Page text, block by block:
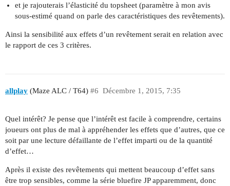
et je rajouterais l’élasticité du topsheet (paramètre à mon avis
sous-estimé quand on parle des caractéristiques des revêtements).
Ainsi la sensibilité aux effets d’un revêtement serait en relation avec
le rapport de ces 3 critères.
allplay (Maze ALC / T64) Décembre 1, 2015, 7:35
#6
Quel intérêt? Je pense que l’intérêt est facile à comprendre, certains
joueurs ont plus de mal à appréhender les effets que d’autres, que ce
soit par une lecture défaillante de l’effet imparti ou de la quantité
d’effet…
Après il existe des revêtements qui mettent beaucoup d’effet sans
être trop sensibles, comme la série bluefire JP apparemment, donc